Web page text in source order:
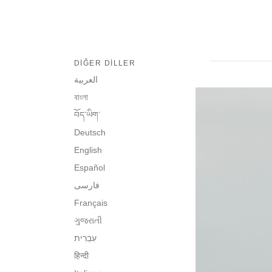
DIĞER DILLER
العربية
বাংলা
བོད་ཡིག་
Deutsch
English
Español
فارسی
Français
ગુજરાતી
हिन्दी